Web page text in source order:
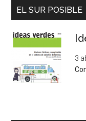
EL SUR POSIBLE
3